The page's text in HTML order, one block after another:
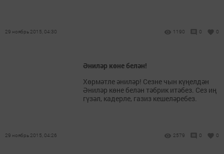
29 ноябрь 2015, 04:30 1190 0 0
Әниләр көне белән!
Хөрмәтле әниләр! Сезне чын күңелдән
Әниләр көне белән тәбрик итәбез. Сез иң
гүзәл, кадерле, газиз кешеләребез.
29 ноябрь 2015, 04:26 2579 0 0